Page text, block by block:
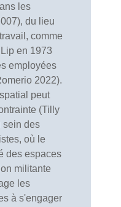
les
du lieu
comme
en 1973
employées
2022).
peut
(Tilly
sein des
où le
des espaces
militante
les
à s'engager